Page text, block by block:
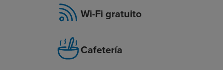
Wi-Fi gratuito
Cafetería